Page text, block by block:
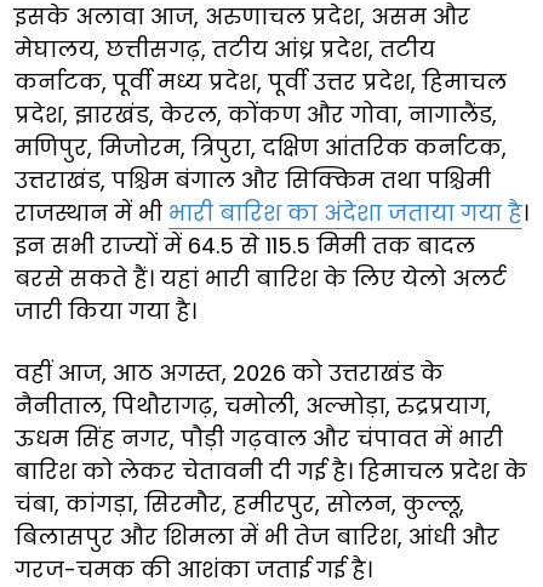
इसके अलावा आज, अरुणाचल प्रदेश, असम और
मेघालय, छत्तीसगढ़, तटीय आंध्र प्रदेश, तटीय
कर्नाटक, पूर्वी मध्य प्रदेश, पूर्वी उत्तर प्रदेश, हिमाचल
प्रदेश, झारखंड, केरल, कोंकण और गोवा, नागालैंड,
मणिपुर, मिजोरम, त्रिपुरा, दक्षिण आंतरिक कर्नाटक,
उत्तराखंड, पश्चिम बंगाल और सिक्किम तथा पश्चिमी
राजस्थान में भी भारी बारिश का अंदेशा जताया गया है।
इन सभी राज्यों में 64.5 से 115.5 मिमी तक बादल
बरसे सकते हैं। यहां भारी बारिश के लिए येलो अलर्ट
जारी किया गया है।
वहीं आज, आठ अगस्त, 2026 को उत्तराखंड के
नैनीताल, पिथौरागढ़, चमोली, अल्मोड़ा, रुद्रप्रयाग,
ऊधम सिंह नगर, पौड़ी गढ़वाल और चंपावत में भारी
बारिश को लेकर चेतावनी दी गई है। हिमाचल प्रदेश के
चंबा, कांगड़ा, सिरमौर, हमीरपुर, सोलन, कुल्लू,
बिलासपुर और शिमला में भी तेज बारिश, आंधी और
गरज-चमक की आशंका जताई गई है।